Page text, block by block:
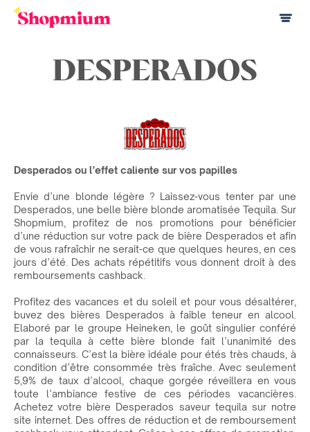
DESPERADOS
Desperados ou l’effet caliente sur vos papilles
Envie d’une blonde légère ? Laissez-vous tenter par une
Desperados, une belle bière blonde aromatisée Tequila. Sur
Shopmium, profitez de nos promotions pour bénéficier
d’une réduction sur votre pack de bière Desperados et afin
de vous rafraîchir ne serait-ce que quelques heures, en ces
jours d’été. Des achats répétitifs vous donnent droit à des
remboursements cashback.
Profitez des vacances et du soleil et pour vous désaltérer,
buvez des bières Desperados à faible teneur en alcool.
Elaboré par le groupe Heineken, le goût singulier conféré
par la tequila à cette bière blonde fait l’unanimité des
connaisseurs. C’est la bière idéale pour étés très chauds, à
condition d’être consommée très fraîche. Avec seulement
5,9% de taux d’alcool, chaque gorgée réveillera en vous
toute l’ambiance festive de ces périodes vacancières.
Achetez votre bière Desperados saveur tequila sur notre
site internet. Des offres de réduction et de remboursement